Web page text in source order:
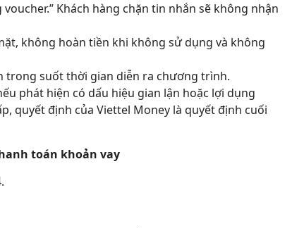
Khách hàng chặn tin nhắn sẽ không nhận
không hoàn tiền khi không sử dụng và không
trong suốt thời gian diễn ra chương trình.
phát hiện có dấu hiệu gian lận hoặc lợi dụng
quyết định của Viettel Money là quyết định cuối
toán khoản vay